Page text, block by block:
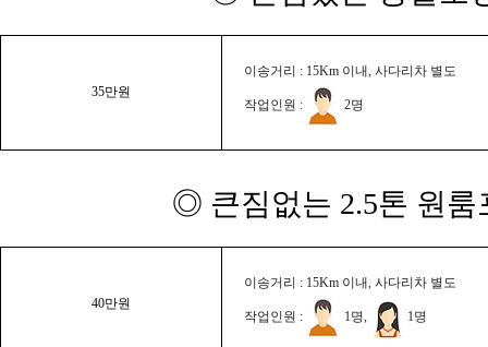
35만원
이송거리 : 15Km 이내, 사다리차 별도
작업인원 : 2명
◎ 큰짐없는 2.5톤 원룸
40만원
이송거리 : 15Km 이내, 사다리차 별도
작업인원 : 1명, 1명